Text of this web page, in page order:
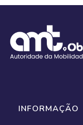
INFORMAÇÃO